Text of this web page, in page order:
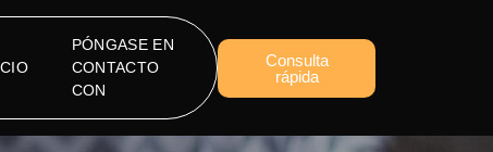
PÓNGASE EN
CONTACTO
CON
Consulta
rápida